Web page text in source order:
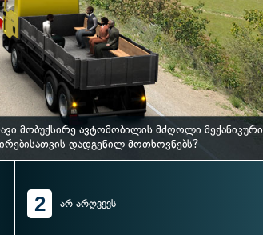
მობუქსირე ავტომობილის მძღოლი მექანიკური
დადგენილ მოთხოვნებს?
2 არ არღვევს